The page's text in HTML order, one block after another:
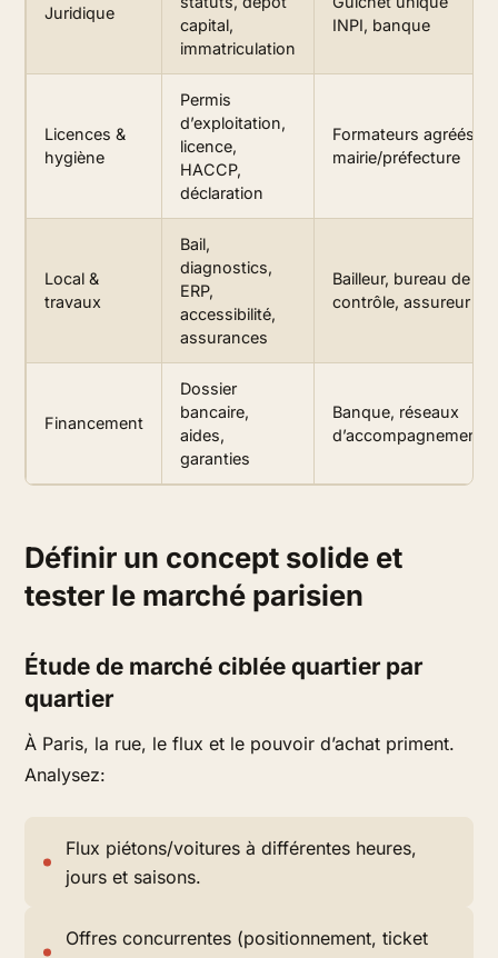
Juridique
capital,
immatriculation
INPI, banque
Licences &
hygiène
Permis
d’exploitation,
licence,
HACCP,
déclaration
Formateurs agréés,
mairie/préfecture
Local &
travaux
Bail,
diagnostics,
ERP,
accessibilité,
assurances
Bailleur, bureau de
contrôle, assureur
Financement
Dossier
bancaire,
aides,
garanties
Banque, réseaux
d’accompagnement
Définir un concept solide et
tester le marché parisien
Étude de marché ciblée quartier par
quartier
À Paris, la rue, le flux et le pouvoir d’achat priment.
Analysez:
Flux piétons/voitures à différentes heures,
jours et saisons.
Offres concurrentes (positionnement, ticket